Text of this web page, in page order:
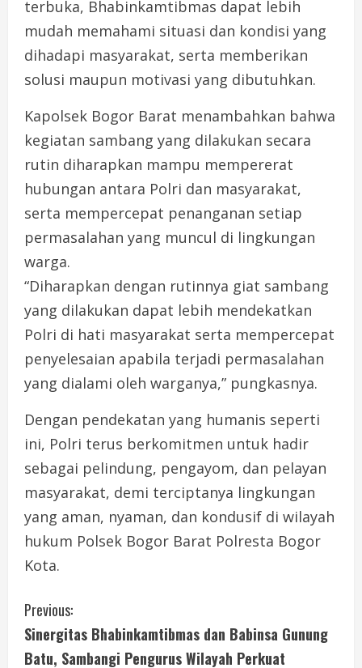
terbuka, Bhabinkamtibmas dapat lebih
mudah memahami situasi dan kondisi yang
dihadapi masyarakat, serta memberikan
solusi maupun motivasi yang dibutuhkan.
Kapolsek Bogor Barat menambahkan bahwa
kegiatan sambang yang dilakukan secara
rutin diharapkan mampu mempererat
hubungan antara Polri dan masyarakat,
serta mempercepat penanganan setiap
permasalahan yang muncul di lingkungan
warga.
“Diharapkan dengan rutinnya giat sambang
yang dilakukan dapat lebih mendekatkan
Polri di hati masyarakat serta mempercepat
penyelesaian apabila terjadi permasalahan
yang dialami oleh warganya,” pungkasnya.
Dengan pendekatan yang humanis seperti
ini, Polri terus berkomitmen untuk hadir
sebagai pelindung, pengayom, dan pelayan
masyarakat, demi terciptanya lingkungan
yang aman, nyaman, dan kondusif di wilayah
hukum Polsek Bogor Barat Polresta Bogor
Kota.
C
o
Previous:
Sinergitas Bhabinkamtibmas dan Babinsa Gunung
Batu, Sambangi Pengurus Wilayah Perkuat